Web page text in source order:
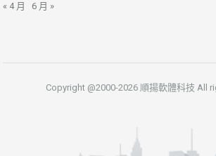
« 4 月
6 月 »
Copyright @2000-2026 順揚軟體科技 All